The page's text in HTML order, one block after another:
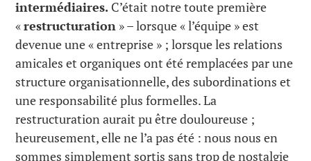
intermédiaires. C’était notre toute première
«restructuration » – lorsque « l’équipe » est
devenue une « entreprise » ; lorsque les relations
amicales et organiques ont été remplacées par une
structure organisationnelle, des subordinations et
une responsabilité plus formelles. La
restructuration aurait pu être douloureuse ;
heureusement, elle ne l’a pas été : nous nous en
sommes simplement sortis sans trop de nostalgie